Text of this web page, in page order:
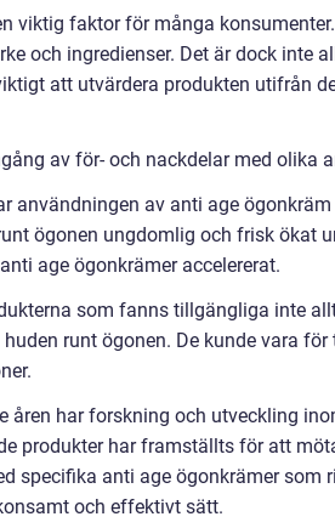
viktig faktor för många
och ingredienser. Det är dock inte
att utvärdera produkten utifrån
av för- och nackdelar med olika
användningen av anti age
ögonen ungdomlig och frisk ökat
age ögonkrämer accelererat.
som fanns tillgängliga inte
runt ögonen. De kunde vara
åren har forskning och utveckling
produkter har framställts för att
specifika anti age ögonkrämer som
och effektivt sätt.